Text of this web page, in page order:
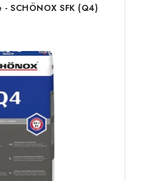
SCHÖNOX SFK (Q4)